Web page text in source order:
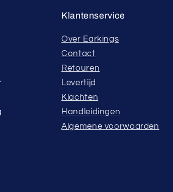
Klantenservice
Over Earkings
Contact
Retouren
Levertijd
Klachten
Handleidingen
Algemene voorwaarden